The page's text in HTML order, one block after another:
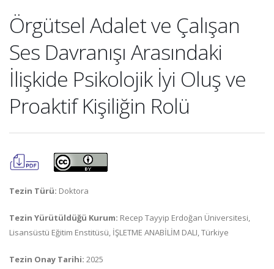
Örgütsel Adalet ve Çalışan
Ses Davranışı Arasındaki
İlişkide Psikolojik İyi Oluş ve
Proaktif Kişiliğin Rolü
Tezin Türü: Doktora
Tezin Yürütüldüğü Kurum: Recep Tayyip Erdoğan Üniversitesi,
Lisansüstü Eğitim Enstitüsü, İŞLETME ANABİLİM DALI, Türkiye
Tezin Onay Tarihi: 2025